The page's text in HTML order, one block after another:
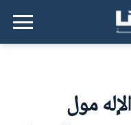
القائمة الرئيسية
مول